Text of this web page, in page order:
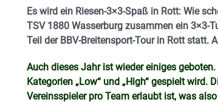
Es wird ein Riesen-3×3-Spaß in Rott: Wie
TSV 1880 Wasserburg zusammen ein 3×3-
Teil der BBV-Breitensport-Tour in Rott statt.
Auch dieses Jahr ist wieder einiges
Kategorien „Low“ und „High“ gespielt wird.
Vereinsspieler pro Team erlaubt ist, was